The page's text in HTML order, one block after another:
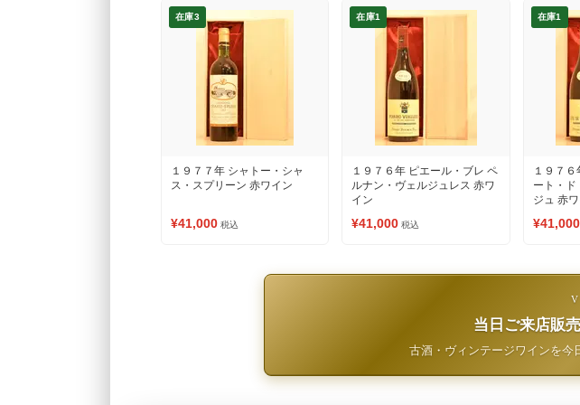
在庫3
１９７７年 シャトー・シャ
ス・スプリーン 赤ワイン
¥41,000 税込
在庫1
１９７６年 ピエール・ブレ ペ
ルナン・ヴェルジュレス 赤ワ
イン
¥41,000 税込
在庫1
１９７
ート・ド
ジュ 赤
¥41,000
当日ご来店販
古酒・ヴィンテージワインを今